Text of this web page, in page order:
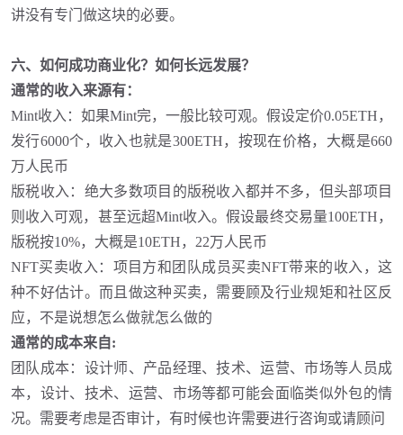
讲没有专门做这块的必要。
六、如何成功商业化？如何长远发展？
通常的收入来源有：
Mint收入：如果Mint完，一般比较可观。假设定价0.05ETH，
发行6000个，收入也就是300ETH，按现在价格，大概是660
万人民币
版税收入：绝大多数项目的版税收入都并不多，但头部项目
则收入可观，甚至远超Mint收入。假设最终交易量100ETH，
版税按10%，大概是10ETH，22万人民币
NFT买卖收入：项目方和团队成员买卖NFT带来的收入，这
种不好估计。而且做这种买卖，需要顾及行业规矩和社区反
应，不是说想怎么做就怎么做的
通常的成本来自:
团队成本：设计师、产品经理、技术、运营、市场等人员成
本，设计、技术、运营、市场等都可能会面临类似外包的情
况。需要考虑是否审计，有时候也许需要进行咨询或请顾问